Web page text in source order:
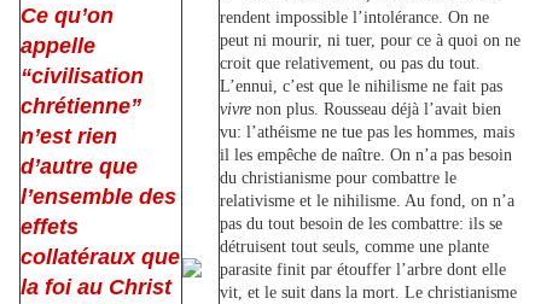
Ce qu’on
appelle
“civilisation
chrétienne”
n’est rien
d’autre que
l’ensemble des
effets
collatéraux que
la foi au Christ
rendent impossible l’intolérance. On ne
peut ni mourir, ni tuer, pour ce à quoi on ne
croit que relativement, ou pas du tout.
L’ennui, c’est que le nihilisme ne fait pas
vivre non plus. Rousseau déjà l’avait bien
vu: l’athéisme ne tue pas les hommes, mais
il les empêche de naître. On n’a pas besoin
du christianisme pour combattre le
relativisme et le nihilisme. Au fond, on n’a
pas du tout besoin de les combattre: ils se
détruisent tout seuls, comme une plante
parasite finit par étouffer l’arbre dont elle
vit, et le suit dans la mort. Le christianisme